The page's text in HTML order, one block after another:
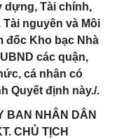
dựng, Tài chính,
nguyên và Môi
đốc Kho bạc Nhà
các quận,
cá nhân có
Quyết định này./.
BAN NHÂN DÂ N
CHỦ TỊCH